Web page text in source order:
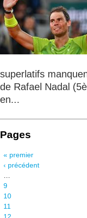
superlatifs
de Rafael Nadal
en...
Pages
« premier
‹ précédent
9
10
11